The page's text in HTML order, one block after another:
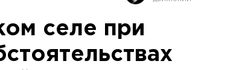
селе при